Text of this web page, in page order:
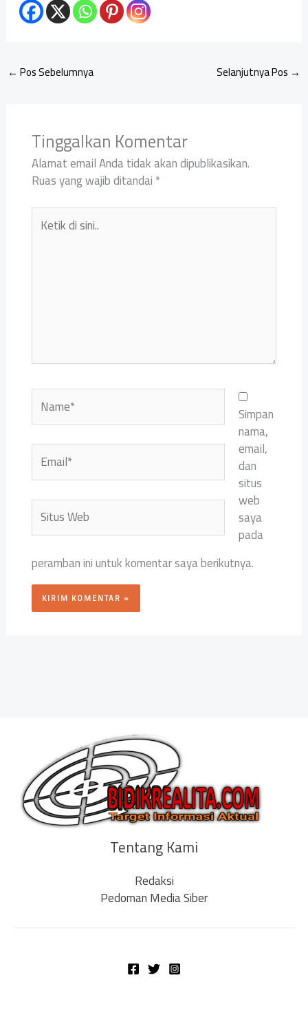
← Pos Sebelumnya Selanjutnya Pos →
Tinggalkan Komentar
Alamat email Anda tidak akan dipublikasikan.
Ruas yang wajib ditandai*
Ketik
Name*
Email*
Situs
Web
Simpan
nama,
email,
dan
situs
web
saya
pada
peramban ini untuk komentar saya berikutnya.
Tentang Kami
Redaksi
Pedoman Media Siber